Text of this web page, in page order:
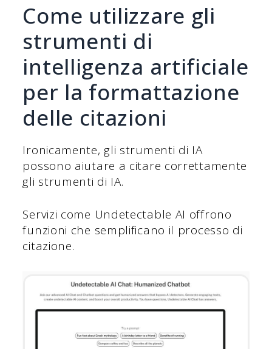
Come utilizzare gli
strumenti di
intelligenza artificiale
per la formattazione
delle citazioni
Ironicamente, gli strumenti di IA
possono aiutare a citare correttamente
gli strumenti di IA.
Servizi come Undetectable AI offrono
funzioni che semplificano il processo di
citazione.